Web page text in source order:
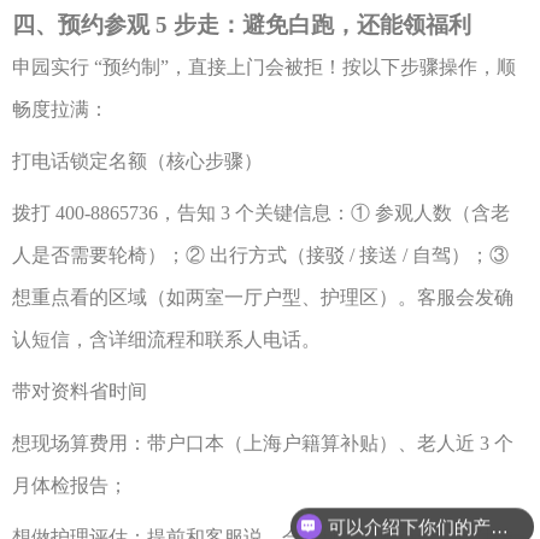
四、预约参观 5 步走：避免白跑，还能领福利
申园实行 “预约制”，直接上门会被拒！按以下步骤操作，顺
畅度拉满：
打电话锁定名额（核心步骤）
拨打 400-8865736，告知 3 个关键信息：① 参观人数（含老
人是否需要轮椅）；② 出行方式（接驳 / 接送 / 自驾）；③
想重点看的区域（如两室一厅户型、护理区）。客服会发确
认短信，含详细流程和联系人电话。
带对资料省时间
想现场算费用：带户口本（上海户籍算补贴）、老人近 3 个
月体检报告；
你们是怎么收费的呢？